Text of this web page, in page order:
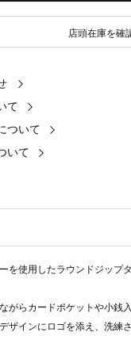
店頭在庫を確
て
ついて
いて
を使用したラウンドジップ
がらカードポケットや小銭
ザインにロゴを添え、洗練